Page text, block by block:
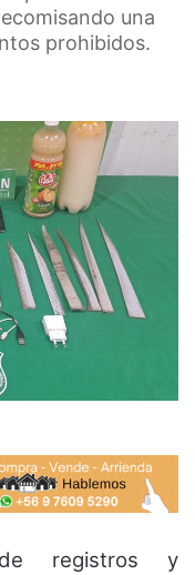
una
prohibidos.
de registros y